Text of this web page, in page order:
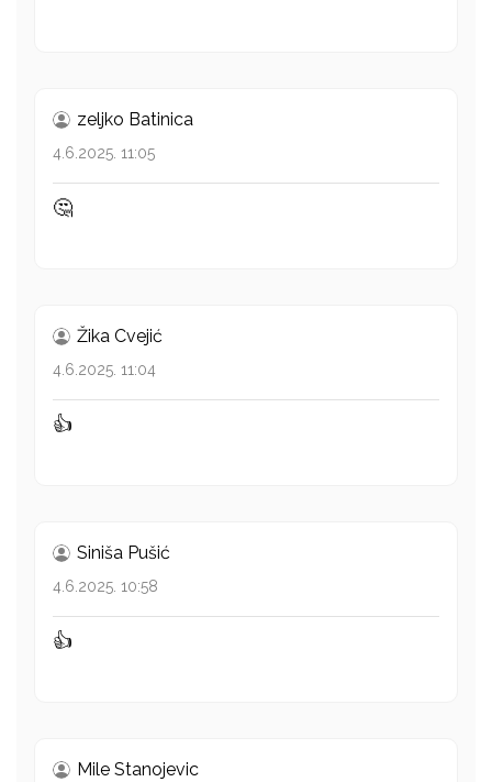
zeljko Batinica
4.6.2025. 11:05
🤔
Žika Cvejić
4.6.2025. 11:04
👍
Siniša Pušić
4.6.2025. 10:58
👍
Mile Stanojevic